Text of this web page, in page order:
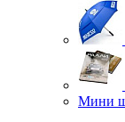
Мини